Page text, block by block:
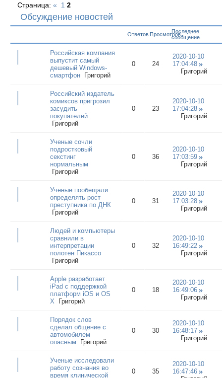
Обсуждение новостей
Страница:« 1 2
Ответов ПросмотровПоследнее
сообщение
Российская компания
выпустит самый
дешевый Windows-
смартфон
Григорий
0 24
2020-10-10
17:04:48
Григорий
Российский издатель
комиксов пригрозил
засудить
покупателей
Григорий
0 23
2020-10-10
17:04:28
Григорий
Ученые сочли
подростковый
секстинг
нормальным
Григорий
0 36
2020-10-10
17:03:59
Григорий
Ученые пообещали
определять рост
преступника по ДНК
Григорий
0 31
2020-10-10
17:03:28
Григорий
Людей и компьютеры
сравнили в
интерпретации
полотен Пикассо
Григорий
0 32
2020-10-10
16:49:22
Григорий
Apple разработает
iPad с поддержкой
платформ iOS и OS
X
Григорий
0 18
2020-10-10
16:49:06
Григорий
Порядок слов
сделал общение с
автомобилем
опасным
Григорий
0 30
2020-10-10
16:48:17
Григорий
Ученые исследовали
работу сознания во
время клинической
0 35
2020-10-10
16:47:46